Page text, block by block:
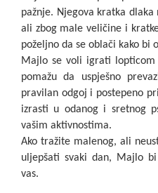
pažnje. Njegova kratka
ali zbog male veličine i
poželjno da se oblači kako bi
Majlo se voli igrati
pomažu da uspješno
pravilan odgoj i postepeno
izrasti u odanog i sretnog
vašim aktivnostima.
Ako tražite malenog, ali
uljepšati svaki dan, Majlo
vas.